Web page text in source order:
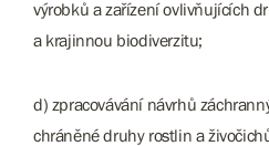
výrobků a zařízení ovlivňujících
a krajinnou biodiverzitu;
d) zpracovávání návrhů
chráněné druhy rostlin a